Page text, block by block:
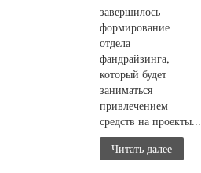
завершилось
формирование
отдела
фандрайзинга,
который будет
заниматься
привлечением
средств на проекты...
Читать далее